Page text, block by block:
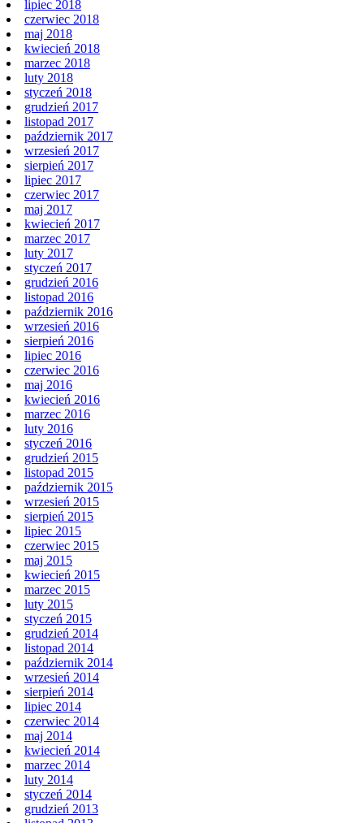
lipiec 2018
czerwiec 2018
maj 2018
kwiecień 2018
marzec 2018
luty 2018
styczeń 2018
grudzień 2017
listopad 2017
październik 2017
wrzesień 2017
sierpień 2017
lipiec 2017
czerwiec 2017
maj 2017
kwiecień 2017
marzec 2017
luty 2017
styczeń 2017
grudzień 2016
listopad 2016
październik 2016
wrzesień 2016
sierpień 2016
lipiec 2016
czerwiec 2016
maj 2016
kwiecień 2016
marzec 2016
luty 2016
styczeń 2016
grudzień 2015
listopad 2015
październik 2015
wrzesień 2015
sierpień 2015
lipiec 2015
czerwiec 2015
maj 2015
kwiecień 2015
marzec 2015
luty 2015
styczeń 2015
grudzień 2014
listopad 2014
październik 2014
wrzesień 2014
sierpień 2014
lipiec 2014
czerwiec 2014
maj 2014
kwiecień 2014
marzec 2014
luty 2014
styczeń 2014
grudzień 2013